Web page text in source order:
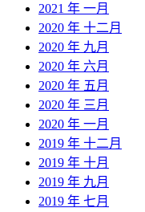
2021 年 一月
2020 年 十二月
2020 年 九月
2020 年 六月
2020 年 五月
2020 年 三月
2020 年 一月
2019 年 十二月
2019 年 十月
2019 年 九月
2019 年 七月